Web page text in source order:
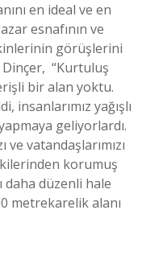
en ideal ve en
esnafının ve
görüşlerini
Dinçer, “Kurtuluş
bir alan yoktu.
insanlarımız yağışlı
geliyorlardı.
ve vatandaşlarımızı
korumuş
daha düzenli hale
metrekarelik alanı